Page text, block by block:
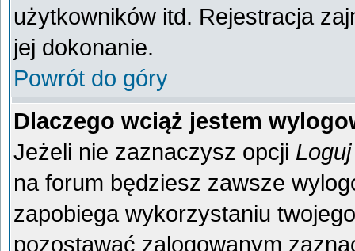
użytkowników itd. Rejestracja
jej dokonanie.
Powrót do góry
Dlaczego wciąż jestem
Jeżeli nie zaznaczysz opcji
na forum będziesz zawsze
zapobiega wykorzystaniu
pozostawać zalogowanym